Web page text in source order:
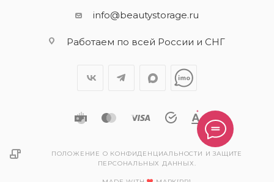
info@beautystorage.ru
Работаем по всей России и СНГ
ПОЛОЖЕНИЕ О КОНФИДЕНЦИАЛЬНОСТИ И ЗАЩИТЕ
ПЕРСОНАЛЬНЫХ ДАННЫХ.